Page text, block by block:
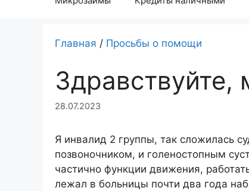
Главная / Просьбы о помощи
Здравствуйте,
28.07.2023
Я инвалид 2 группы, так сложилась
позвоночником, и голеностопным
частично функции движения,
лежал в больницы почти два года